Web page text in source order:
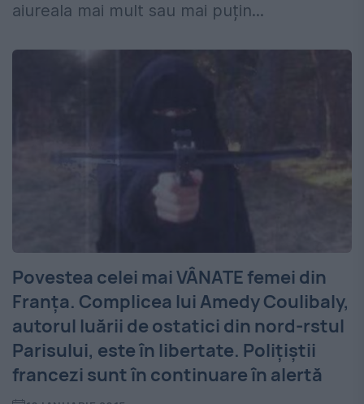
aiureala mai mult sau mai puțin...
Povestea celei mai VÂNATE femei din
Franţa. Complicea lui Amedy Coulibaly,
autorul luării de ostatici din nord-rstul
Parisului, este în libertate. Poliţiştii
francezi sunt în continuare în alertă